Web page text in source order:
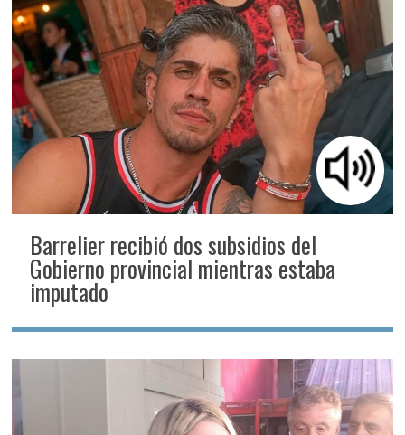
Barrelier recibió dos subsidios del
Gobierno provincial mientras estaba
imputado